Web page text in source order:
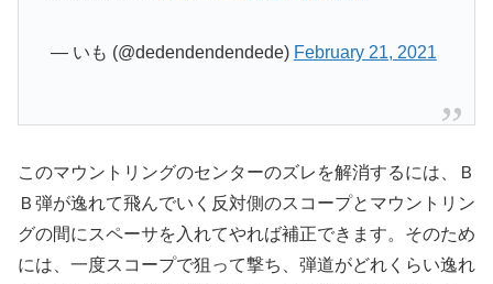
— いも (@dedendendendede) February 21, 2021
このマウントリングのセンターのズレを解消するには、Ｂ
Ｂ弾が逸れて飛んでいく反対側のスコープとマウントリン
グの間にスペーサを入れてやれば補正できます。そのため
には、一度スコープで狙って撃ち、弾道がどれくらい逸れ